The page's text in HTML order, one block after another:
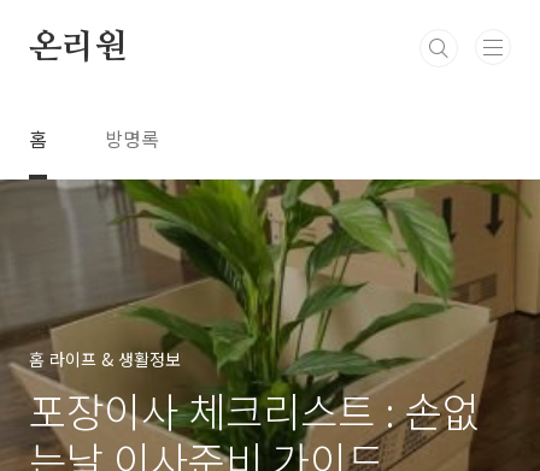
온리원
홈 방명록
홈 라이프 & 생활정보
포장이사 체크리스트 : 손없